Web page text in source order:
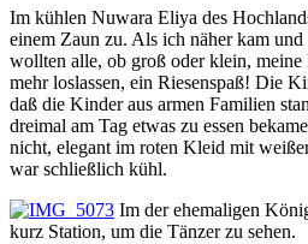
Im kühlen Nuwara Eliya des
einem Zaun zu. Als ich näher kam und
wollten alle, ob groß oder klein,
mehr loslassen, ein Riesenspaß! Die
daß die Kinder aus armen Familien
dreimal am Tag etwas zu essen
nicht, elegant im roten Kleid mit
war schließlich kühl.
Im der ehemaligen
kurz Station, um die Tänzer zu sehen.